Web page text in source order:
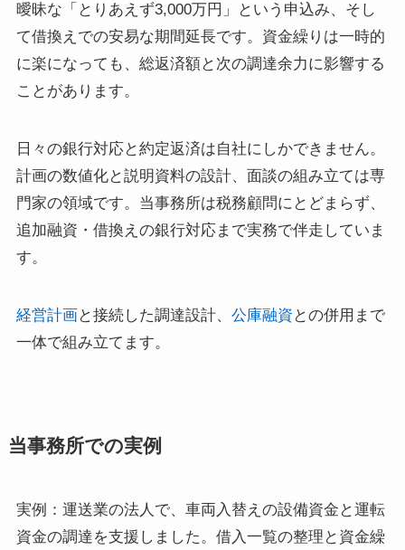
曖昧な「とりあえず3,000万円」という申込み、そし
て借換えでの安易な期間延長です。資金繰りは一時的
に楽になっても、総返済額と次の調達余力に影響する
ことがあります。
日々の銀行対応と約定返済は自社にしかできません。
計画の数値化と説明資料の設計、面談の組み立ては専
門家の領域です。当事務所は税務顧問にとどまらず、
追加融資・借換えの銀行対応まで実務で伴走していま
す。
経営計画と接続した調達設計、 公庫融資 との併用まで
一体で組み立てます。
当事務所での実例
実例：運送業の法人で、車両入替えの設備資金と運転
資金の調達を支援しました。借入一覧の整理と資金繰